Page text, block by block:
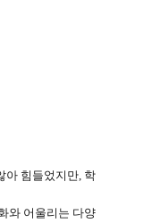
아 힘들었지만 학
와 어울리는 다양